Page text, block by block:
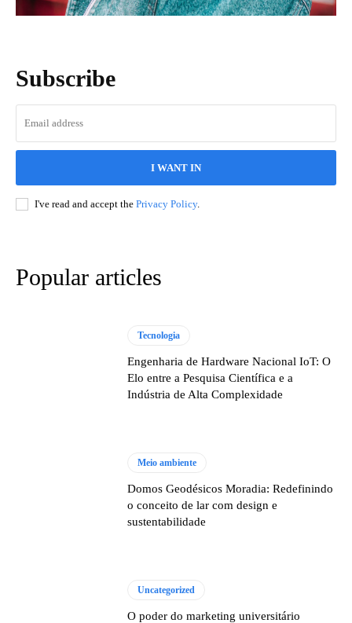
Subscribe
I WANT IN
I've read and accept the Privacy Policy.
Popular articles
Tecnologia
Engenharia de Hardware Nacional IoT: O
Elo entre a Pesquisa Científica e a
Indústria de Alta Complexidade
Meio ambiente
Domos Geodésicos Moradia: Redefinindo
o conceito de lar com design e
sustentabilidade
Uncategorized
O poder do marketing universitário